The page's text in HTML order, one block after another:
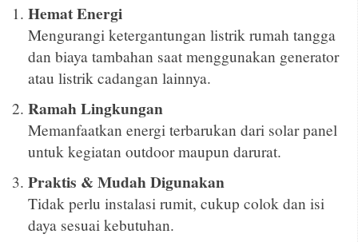
Hemat Energi
Mengurangi ketergantungan listrik rumah tangga
dan biaya tambahan saat menggunakan generator
atau listrik cadangan lainnya.
Ramah Lingkungan
Memanfaatkan energi terbarukan dari solar panel
untuk kegiatan outdoor maupun darurat.
Praktis & Mudah Digunakan
Tidak perlu instalasi rumit, cukup colok dan isi
daya sesuai kebutuhan.